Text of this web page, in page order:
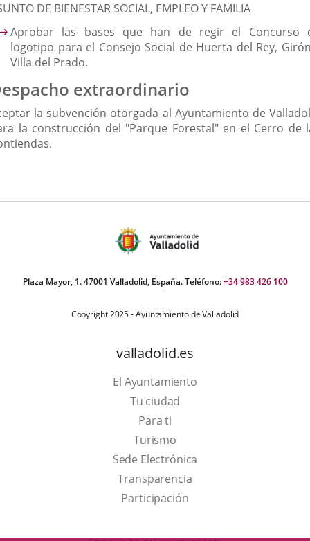
DE BIENESTAR SOCIAL, EMPLEO Y FAMILIA
Aprobar las bases que han de regir el Concurso
logotipo para el Consejo Social de Huerta del Rey,
Villa del Prado.
extraordinario
la subvención otorgada al Ayuntamiento de
la construcción del "Parque Forestal" en el Cerro de
Plaza Mayor, 1. 47001 Valladolid, España. Teléfono:+34 983 426 100
Copyright 2025 - Ayuntamiento de Valladolid
valladolid.es
El Ayuntamiento
Tu ciudad
Para ti
TurismoThis
link
will
open
a
Sede Electrónica
Transparencia
Participación